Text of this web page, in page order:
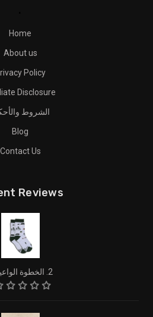
Home
About us
Policy
Disclosure
الشروط
Blog
Contact Us
Reviews
2. الخطوة الواعية